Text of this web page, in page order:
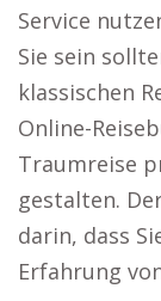
Service
Sie sein
klassischen
Online-
Traumreise
gestalten.
darin, dass
Erfahrung